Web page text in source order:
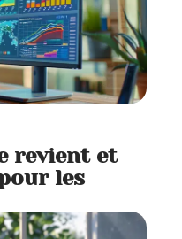
revient et
les